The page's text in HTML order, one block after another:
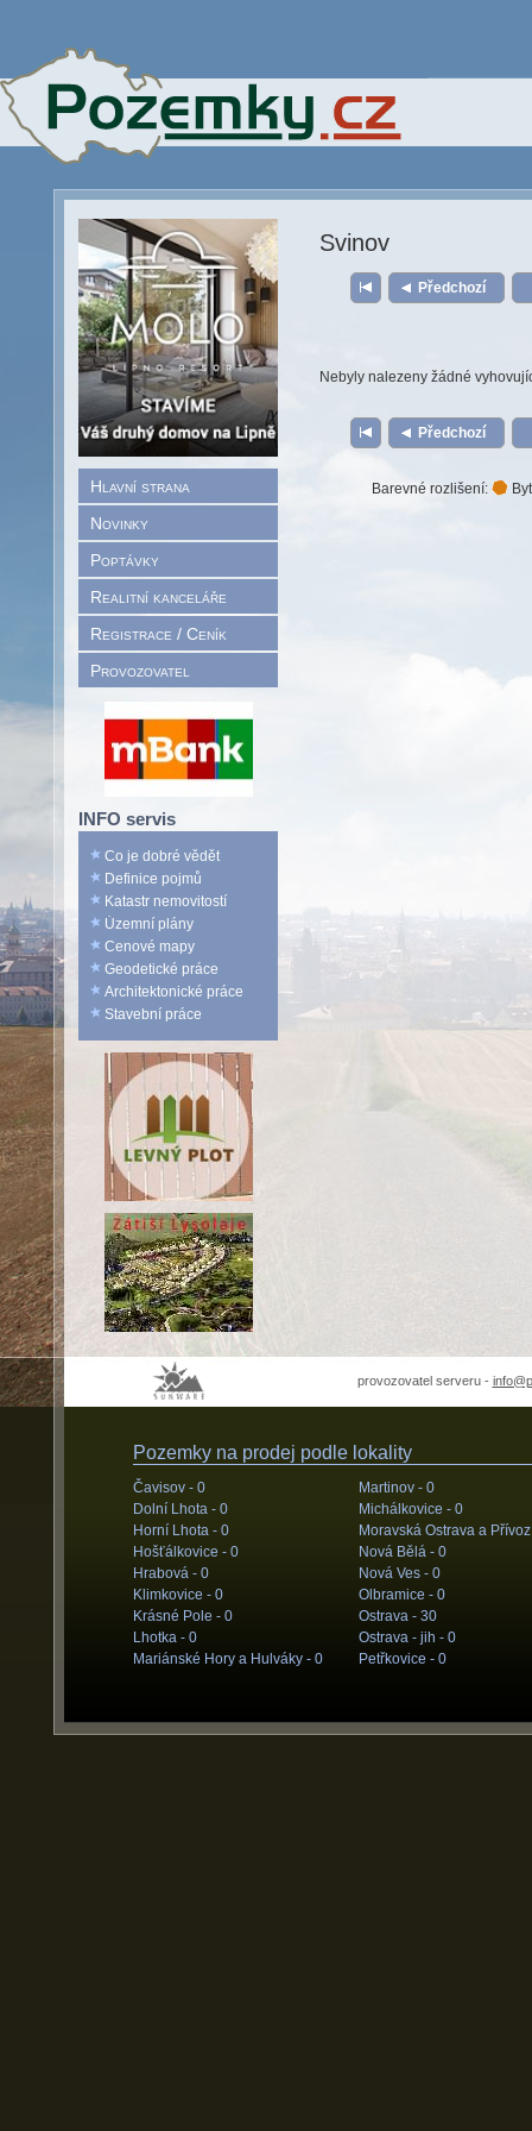
Hlavní strana
Novinky
Poptávky
Realitní kanceláře
Registrace / Ceník
Provozovatel
INFO servis
Co je dobré vědět
Definice pojmů
Katastr nemovitostí
Územní plány
Cenové mapy
Geodetické práce
Architektonické práce
Stavební práce
Svinov
Předchozí
Nebyly nalezeny žádné
Předchozí
Barevné rozlišení:
provozovatel serveru -
Pozemky na prodej podle lokality
Čavisov - 0
Dolní Lhota - 0
Horní Lhota - 0
Hošťálkovice - 0
Hrabová - 0
Klimkovice - 0
Krásné Pole - 0
Lhotka - 0
Mariánské Hory a Hulváky - 0
Martinov - 0
Michálkovice - 0
Moravská Ostrava a
Nová Bělá - 0
Nová Ves - 0
Olbramice - 0
Ostrava - 30
Ostrava - jih - 0
Petřkovice - 0